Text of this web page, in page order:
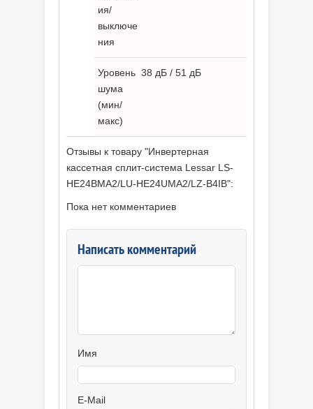
ия/
выключе
ния
Уровень
шума
(мин/
макс)
38 дБ / 51 дБ
Отзывы к товару "Инвертерная
кассетная сплит-система Lessar LS-
HE24BMA2/LU-HE24UMA2/LZ-B4IB":
Пока нет комментариев
Написать комментарий
Имя
E-Mail